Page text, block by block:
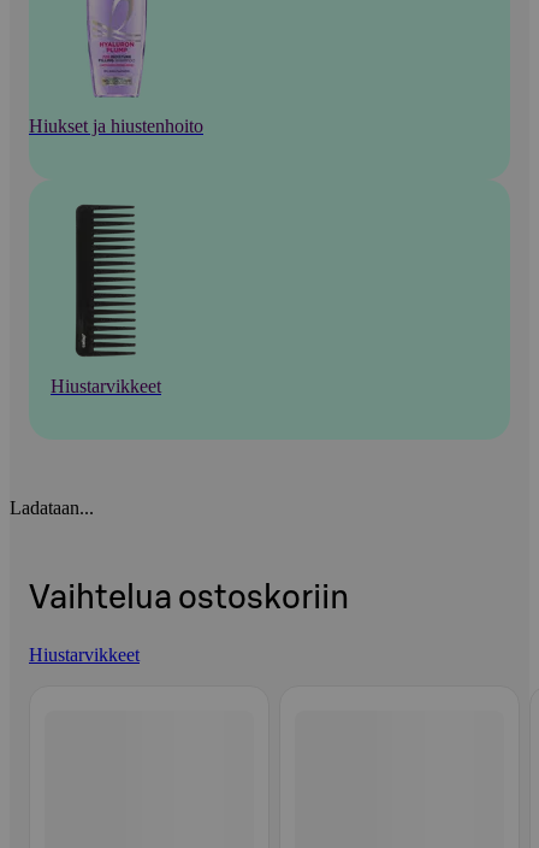
Hiukset ja hiustenhoito
Hiustarvikkeet
Ladataan...
Vaihtelua ostoskoriin
Hiustarvikkeet